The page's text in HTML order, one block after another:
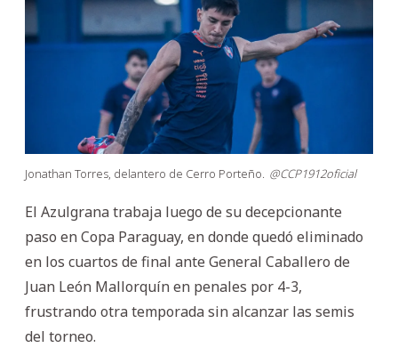
Jonathan Torres, delantero de Cerro Porteño. @CCP1912oficial
El Azulgrana trabaja luego de su decepcionante
paso en Copa Paraguay, en donde quedó eliminado
en los cuartos de final ante General Caballero de
Juan León Mallorquín en penales por 4-3,
frustrando otra temporada sin alcanzar las semis
del torneo.